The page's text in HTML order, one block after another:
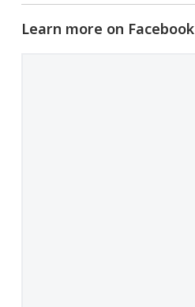
Learn more on Facebook